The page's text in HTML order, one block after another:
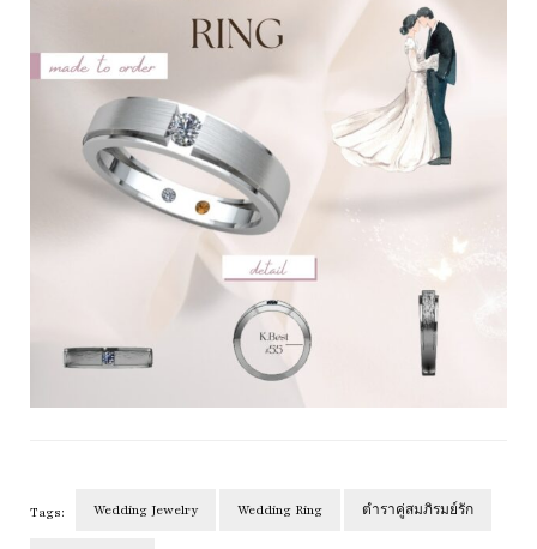
Tags: Wedding Jewelry Wedding Ring ตำราคู่สมภิรมย์รัก